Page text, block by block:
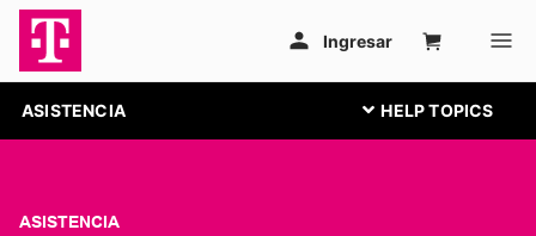
ASISTENCIA
ASISTENCIA